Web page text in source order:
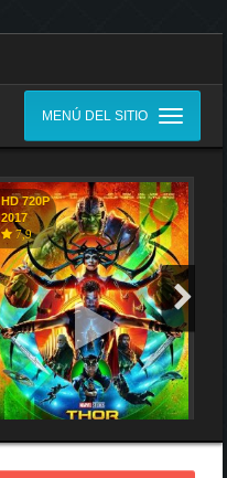
MENÚ DEL SITIO
HD 720P
2017
7,9